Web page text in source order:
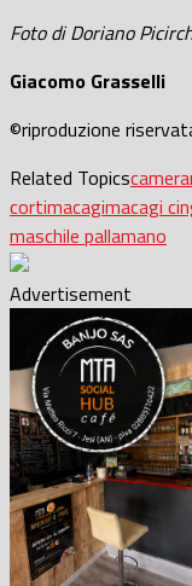
Foto di Doriano
Giacomo Grasselli
©riproduzione
Related Topics
cortimacagimacagi
maschile pallamano
Advertisement